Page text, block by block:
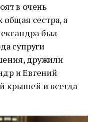
в очень
общая сестра, а
был
супруги
дружили
и Евгений
крышей и всегда